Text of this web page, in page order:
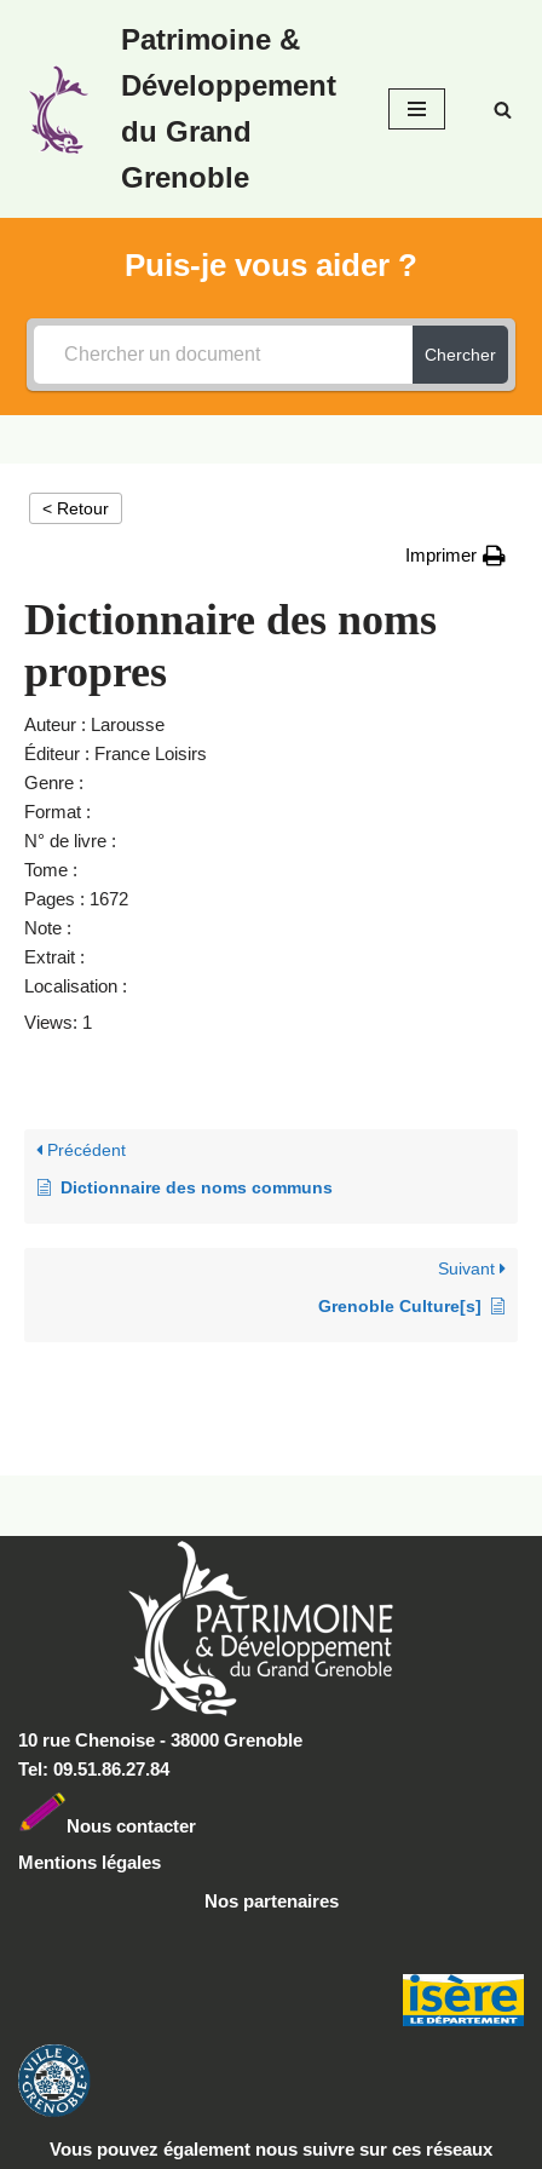
au
contenu
Patrimoine &
Développement
du Grand
Grenoble
Puis-je vous aider ?
Chercher
< Retour
Imprimer
Dictionnaire des noms
propres
Auteur : Larousse
Éditeur : France Loisirs
Genre :
Format :
N° de livre :
Tome :
Pages : 1672
Note :
Extrait :
Localisation :
Views: 1
Précédent
Dictionnaire des noms communs
Suivant
Grenoble Culture[s]
10 rue Chenoise - 38000 Grenoble
Tel: 09.51.86.27.84
Nous contacter
Mentions légales
Nos partenaires
Vous pouvez également nous suivre sur ces réseaux